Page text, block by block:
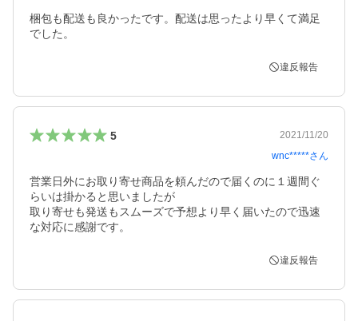
梱包も配送も良かったです。配送は思ったより早くて満足
でした。
違反報告
5
2021/11/20
wnc*****さん
営業日外にお取り寄せ商品を頼んだので届くのに１週間ぐ
らいは掛かると思いましたが
取り寄せも発送もスムーズで予想より早く届いたので迅速
な対応に感謝です。
違反報告